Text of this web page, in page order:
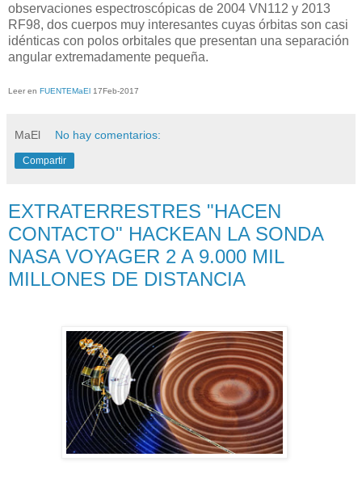
observaciones espectroscópicas de 2004 VN112 y 2013
RF98, dos cuerpos muy interesantes cuyas órbitas son casi
idénticas con polos orbitales que presentan una separación
angular extremadamente pequeña.
Leer en FUENTEMaEl 17Feb-2017
MaEl No hay comentarios:
Compartir
EXTRATERRESTRES "HACEN
CONTACTO" HACKEAN LA SONDA
NASA VOYAGER 2 A 9.000 MIL
MILLONES DE DISTANCIA